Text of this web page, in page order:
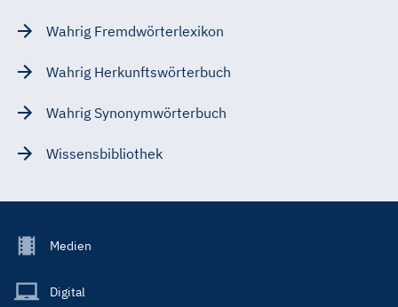
Wahrig Fremdwörterlexikon
Wahrig Herkunftswörterbuch
Wahrig Synonymwörterbuch
Wissensbibliothek
Footer
Main
Medien
Digital